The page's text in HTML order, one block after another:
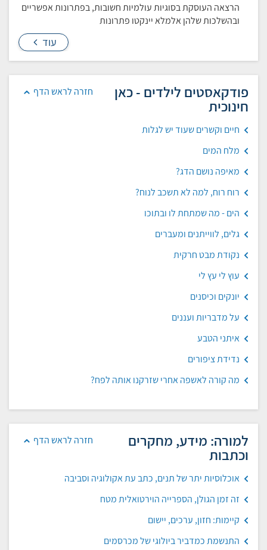
הרצאה העוסקת בסוגיות עולמיות חשובות, בפתרונות אפשריים
ובהשלכות שלהן אלמלא יינקטו פתרונות
עוד
חזרה לראש הדף פודקאסטים לילדים - כאן
חינוכית
חיים וקשרים שעוד יש לגלות
מלח המים
מאיפה נושם הדג?
רוח רוח, למה לא תשכב לנוח?
הים - מה שמתחת לו ובתוכו
גלים, לווייתנים ומעברים
נקודת מבט חרקית
עוץ לי עץ לי
יונקים וכיסנים
על מדבריות ועננים
איתני הטבע
נדידת ציפורים
מה קורה לאשפה אחרי שזרקנו אותה לפח?
חזרה לראש הדף למורה: מידע, מחקרים
וכתבות
אוכלוסיות יתר של תנים, כתב עת אקולוגיה וסביבה
זה זמן הגולן, הספרייה הוירטואלית מטח
קיימות: חזון, ערכים, יישום
התנשמת כמדביר ביולוגי של מכרסמים